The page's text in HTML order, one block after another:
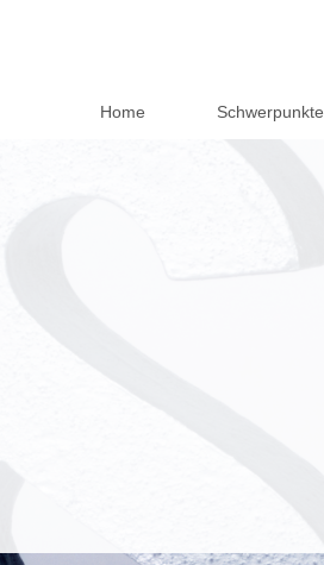
Home Schwerpunkte